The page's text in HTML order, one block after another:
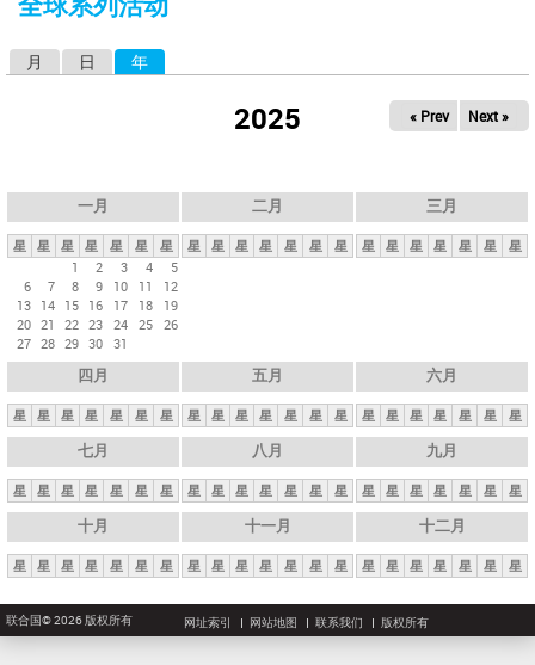
这
月 日 年
2025 « Prev Next »
一月
星 星 星 星 星 星
星
1
2 3 4
5
6
7 8 9 10 11
12
13 14 15 16 17 18
19
20 21 22 23 24 25 26
27 28 29 30 31
二月
星 星 星 星 星 星 星
三月
星 星 星 星 星 星 星
四月
星 星 星 星 星 星 星
五月
星 星 星 星 星 星 星
六月
星 星 星 星 星 星 星
七月
星 星 星 星 星 星 星
八月
星 星 星 星 星 星 星
九月
星 星 星 星 星 星 星
十月
星 星 星 星 星 星 星
十一月
星 星 星 星 星 星 星
十二月
星 星 星 星 星 星 星
联合国© 2026 版权所有 网址索引 网站地图 联系我们 版权所有